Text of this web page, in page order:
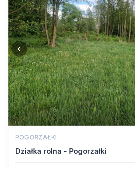
‹
POGORZAŁKI
Działka rolna - Pogorzałki